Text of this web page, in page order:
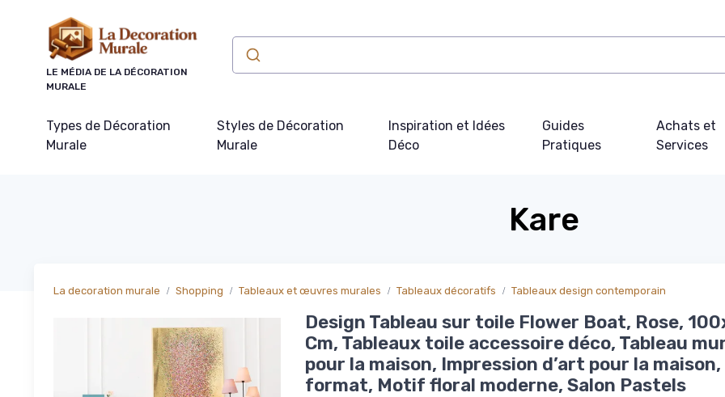
LE MÉDIA DE LA DÉCORATION
MURALE
Types de Décoration
Murale
Styles de Décoration
Murale
Inspiration et Idées
Déco
Guides
Pratiques
Achats et
Services
Kare
La decoration murale Shopping Tableaux et œuvres murales Tableaux décoratifs Tableaux design contemporain
Design Tableau sur toile Flower Boat, Rose,
Cm, Tableaux toile accessoire déco, Tableau
pour la maison, Impression d’art pour la
format, Motif floral moderne, Salon Pastels